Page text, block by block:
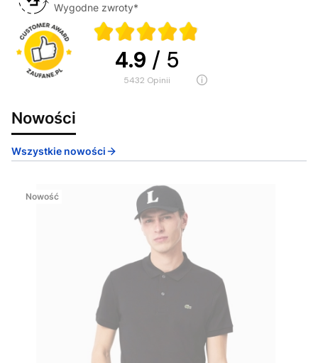
Wygodne zwroty*
4.9 / 5
5432 opinii
Nowości
Wszystkie nowości
Nowość